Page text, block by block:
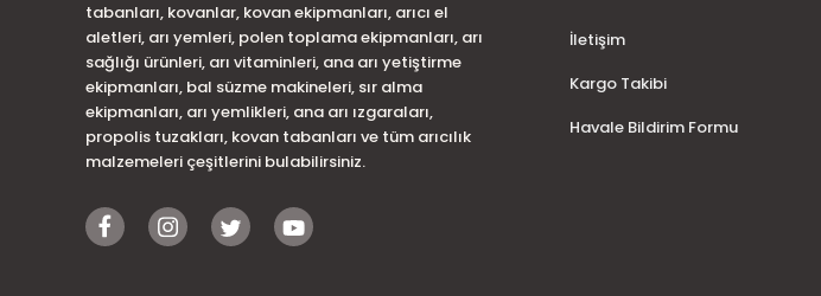
tabanları, kovanlar, kovan ekipmanları, arıcı el
aletleri, arı yemleri, polen toplama ekipmanları, arı
sağlığı ürünleri, arı vitaminleri, ana arı yetiştirme
ekipmanları, bal süzme makineleri, sır alma
ekipmanları, arı yemlikleri, ana arı ızgaraları,
propolis tuzakları, kovan tabanları ve tüm arıcılık
malzemeleri çeşitlerini bulabilirsiniz.
İletişim
Kargo Takibi
Havale Bildirim Formu